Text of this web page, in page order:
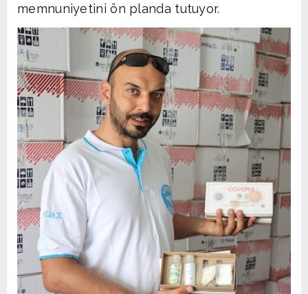
memnuniyetini ön planda tutuyor.